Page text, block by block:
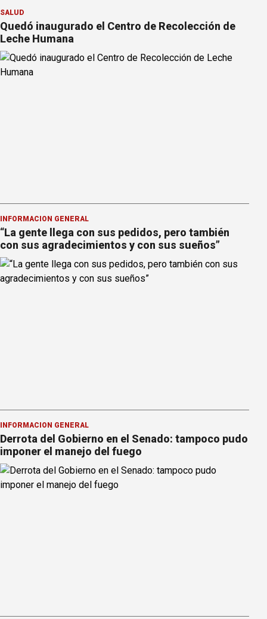
SALUD
Quedó inaugurado el Centro de Recolección de
Leche Humana
INFORMACION GENERAL
“La gente llega con sus pedidos, pero también
con sus agradecimientos y con sus sueños”
INFORMACION GENERAL
Derrota del Gobierno en el Senado: tampoco pudo
imponer el manejo del fuego